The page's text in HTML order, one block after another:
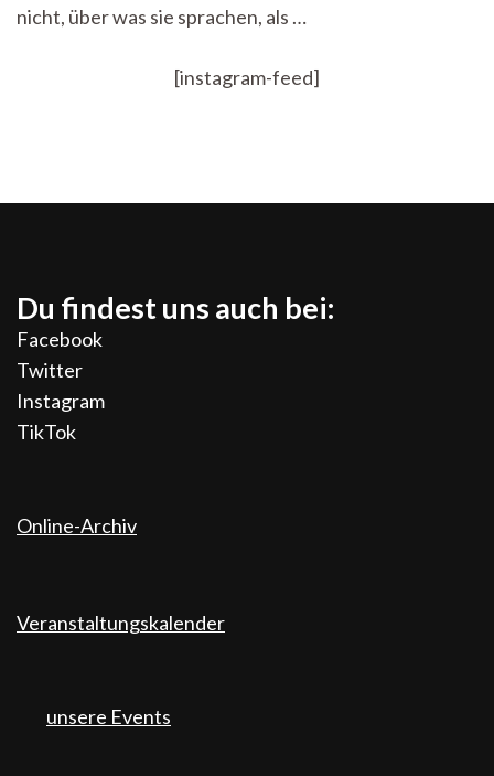
nicht, über was sie sprachen, als …
[instagram-feed]
Du findest uns auch bei:
Facebook
Twitter
Instagram
TikTok
Online-Archiv
Veranstaltungskalender
unsere Events